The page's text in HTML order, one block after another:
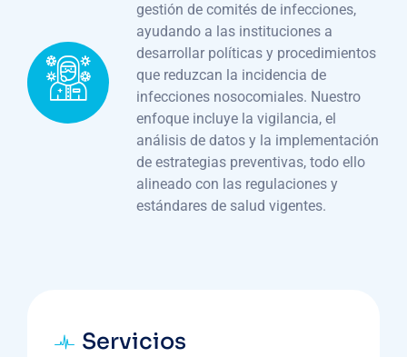
gestión de comités de infecciones,
ayudando a las instituciones a
desarrollar políticas y procedimientos
que reduzcan la incidencia de
infecciones nosocomiales. Nuestro
enfoque incluye la vigilancia, el
análisis de datos y la implementación
de estrategias preventivas, todo ello
alineado con las regulaciones y
estándares de salud vigentes.
Servicios